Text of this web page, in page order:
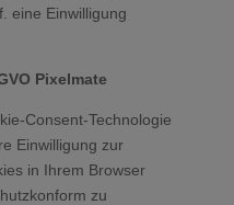
eine Einwilligung
Pixelmate
Consent-Technologie
Einwilligung zur
in Ihrem Browser
zu